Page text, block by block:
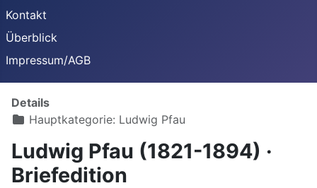
Kontakt
Überblick
Impressum/AGB
Details
Hauptkategorie: Ludwig Pfau
Ludwig Pfau (1821-1894) ·
Briefedition